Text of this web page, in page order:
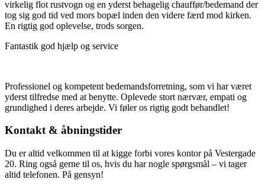
virkelig flot rustvogn og en yderst behagelig chauffør/bedemand der
tog sig god tid ved mors bopæl inden den videre færd mod kirken.
En rigtig god oplevelse, trods sorgen.
Fantastik god hjælp og service
Professionel og kompetent bedemandsforretning, som vi har været
yderst tilfredse med at benytte. Oplevede stort nærvær, empati og
grundighed i deres arbejde. Vi føler os rigtig godt behandlet!
Kontakt & åbningstider
Du er altid velkommen til at kigge forbi vores kontor på Vestergade
20. Ring også gerne til os, hvis du har nogle spørgsmål – vi tager
altid telefonen. På gensyn!